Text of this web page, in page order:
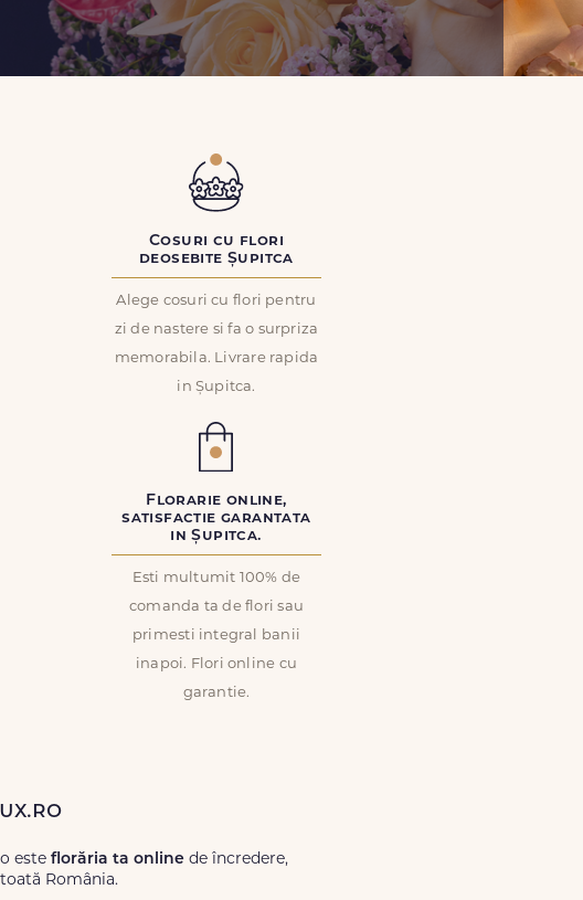
Cosuri cu flori
deosebite Șupitca
Alege cosuri cu flori pentru
zi de nastere si fa o surpriza
memorabila. Livrare rapida
in Șupitca.
Florarie online,
satisfactie garantata
in Șupitca.
Esti multumit 100% de
comanda ta de flori sau
primesti integral banii
inapoi. Flori online cu
garantie.
este florăria ta online de încredere,
România.